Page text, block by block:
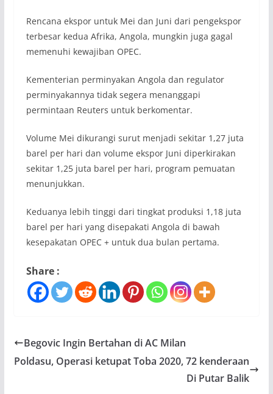
Rencana ekspor untuk Mei dan Juni dari pengekspor
terbesar kedua Afrika, Angola, mungkin juga gagal
memenuhi kewajiban OPEC.
Kementerian perminyakan Angola dan regulator
perminyakannya tidak segera menanggapi
permintaan Reuters untuk berkomentar.
Volume Mei dikurangi surut menjadi sekitar 1,27 juta
barel per hari dan volume ekspor Juni diperkirakan
sekitar 1,25 juta barel per hari, program pemuatan
menunjukkan.
Keduanya lebih tinggi dari tingkat produksi 1,18 juta
barel per hari yang disepakati Angola di bawah
kesepakatan OPEC + untuk dua bulan pertama.
Share :
Begovic Ingin Bertahan di AC Milan
Poldasu, Operasi ketupat Toba 2020, 72 kenderaan
Di Putar Balik